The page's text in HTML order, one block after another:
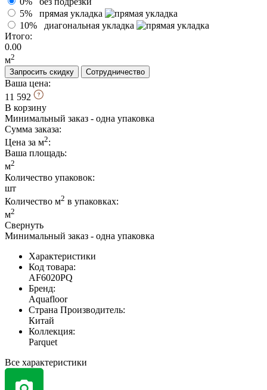
5% прямая укладка
10% диагональная укладка
Итого:
0.00
м2
Запросить скидку
Сотрудничество
Ваша цена:
11 592
В корзину
Минимальный заказ - одна упаковка
Сумма заказа:
Цена за м2:
Ваша площадь:
м2
Количество упаковок:
шт
Количество м2 в упаковках:
м2
Свернуть
Минимальный заказ - одна упаковка
Характеристики
Код товара:
AF6020PQ
Бренд:
Aquafloor
Страна Производитель:
Китай
Коллекция:
Parquet
Все характеристики